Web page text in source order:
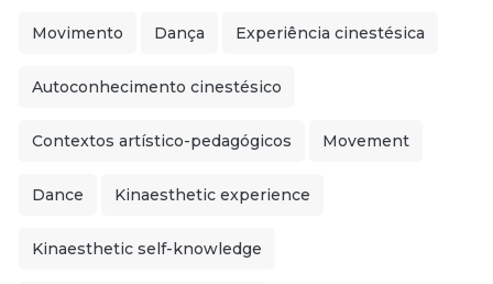
Movimento Dança Experiência cinestésica
Autoconhecimento cinestésico
Contextos artístico-pedagógicos Movement
Dance Kinaesthetic experience
Kinaesthetic self-knowledge